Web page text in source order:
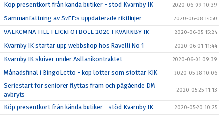
Köp presentkort från kända butiker - stöd Kvarnby IK 2020-06-09 10:39
Sammanfattning av SvFF:s uppdaterade riktlinjer 2020-06-08 14:50
VÄLKOMNA TILL FLICKFOTBOLL 2020 I KVARNBY IK 2020-06-05 15:24
Kvarnby IK startar upp webbshop hos Ravelli No 1 2020-06-01 11:44
Kvarnby IK skriver under Asllanikontraktet 2020-06-01 09:39
Månadsfinal i BingoLotto - köp lotter som stöttar KIK 2020-05-28 10:06
Seriestart för seniorer flyttas fram och pågående DM
avbryts
2020-05-25 11:13
Köp presentkort från kända butiker - stöd Kvarnby IK 2020-05-20 10:25